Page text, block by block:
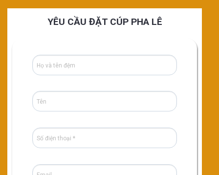
YÊU CẦU ĐẶT CÚP PHA LÊ